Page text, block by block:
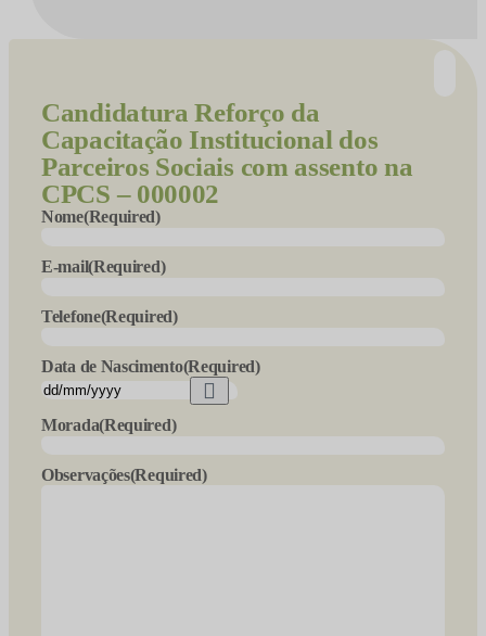
CandidaturaReforço da
Capacitação Institucional dos
Parceiros Sociais com assento na
CPCS – 000002
Nome(Required)
E-mail(Required)
Telefone(Required)
Data de Nascimento(Required)
Morada(Required)
Observações(Required)